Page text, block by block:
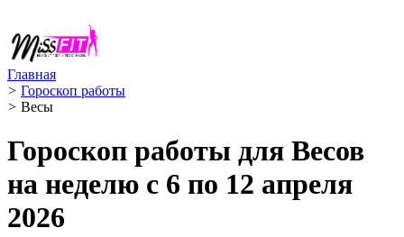
Главная
> Гороскоп работы
> Весы ️
Гороскоп работы для Весов
на неделю с 6 по 12 апреля
2026